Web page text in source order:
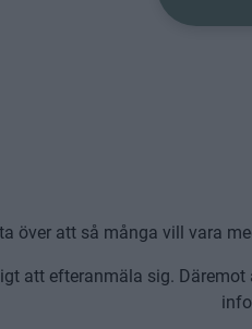
över att så många vill vara
att efteranmäla sig.